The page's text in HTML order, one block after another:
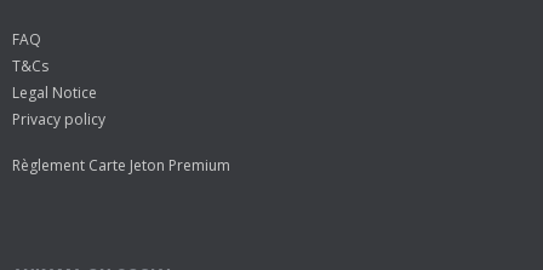
FAQ
T&Cs
Legal Notice
Privacy policy
Règlement Carte Jeton Premium